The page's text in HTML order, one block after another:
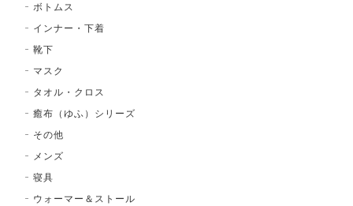
ボトムス
インナー・下着
靴下
マスク
タオル・クロス
癒布（ゆふ）シリーズ
その他
メンズ
寝具
ウォーマー＆ストール